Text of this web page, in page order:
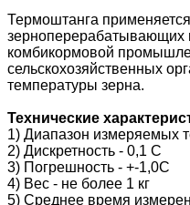
Термоштанга
зерноперерабатывающих
комбикормовой
сельскохозяйственных
температуры зерна.
Технические
1) Диапазон измеряемых
2) Дискретность - 0,1 С
3) Погрешность - +-1,0С
4) Вес - не более 1 кг
5) Среднее время